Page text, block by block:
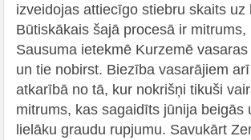
izveidojas attiecīgo stiebru skaits
Būtiskākais šajā procesā ir
Sausuma ietekmē Kurzemē
un tie nobirst. Biezība vasarājiem
atkarībā no tā, kur nokrišņi tikuši
mitrums, kas sagaidīts jūnija
lielāku graudu rupjumu. Savukārt